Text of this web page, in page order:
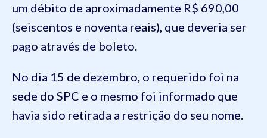
um débito de aproximadamente R$ 690,00
(seiscentos e noventa reais), que deveria ser
pago através de boleto.
No dia 15 de dezembro, o requerido foi na
sede do SPC e o mesmo foi informado que
havia sido retirada a restrição do seu nome.